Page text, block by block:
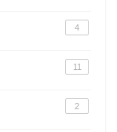
4
11
2